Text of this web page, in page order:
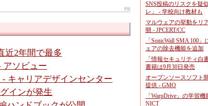
PR
近2年間で最多
アソビュー
キャリアデザインセンター
インが発生
SNS投稿のリスクを疑
レ」 - 学校向け教材も
マルウェアの挙動をリ
開 - JPCERT/CC
「SonicWall SMA 100
ェアの除去機能を追加
「情報セキュリティ白
書籍は9月30日発売
オープンソースソフト
提供 - GMO
「WarpDrive」の学習
NICT